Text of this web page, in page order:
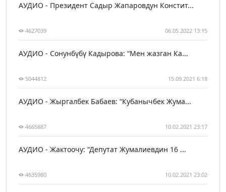
АУДИО - Президент Садыр Жапаровдун Констит...
4627039 06.05.2022 13:15
АУДИО - Сонунбүбү Кадырова: “Мен жазган Ка...
5044812 15.09.2021 6:18
АУДИО - Жыргалбек Бабаев: “Кубанычбек Жума...
4665887 10.02.2021 23:17
АУДИО - Жактоочу: “Депутат Жумалиевдин 16 ...
4635980 10.02.2021 23:02